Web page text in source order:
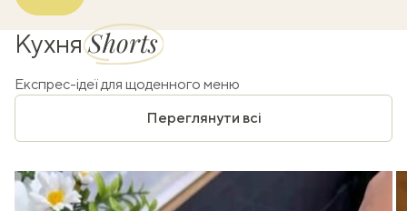
КухняShorts
Експрес-ідеї для щоденного меню
Переглянути всі